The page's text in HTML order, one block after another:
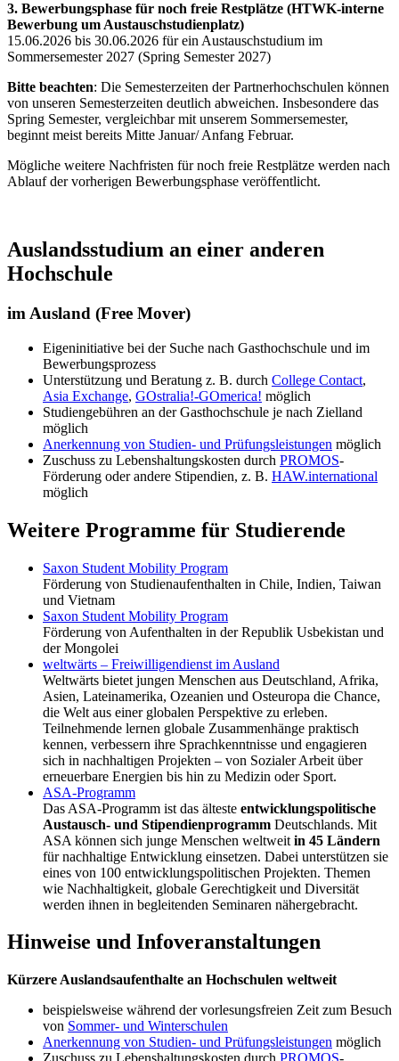
3. Bewerbungsphase für noch freie Restplätze (HTWK-interne
Bewerbung um Austauschstudienplatz)
15.06.2026 bis 30.06.2026 für ein Austauschstudium im
Sommersemester 2027 (Spring Semester 2027)
Bitte beachten: Die Semesterzeiten der Partnerhochschulen können
von unseren Semesterzeiten deutlich abweichen. Insbesondere das
Spring Semester, vergleichbar mit unserem Sommersemester,
beginnt meist bereits Mitte Januar/ Anfang Februar.
Mögliche weitere Nachfristen für noch freie Restplätze werden nach
Ablauf der vorherigen Bewerbungsphase veröffentlicht.
Auslandsstudium an einer anderen
Hochschule
im Ausland (Free Mover)
Eigeninitiative bei der Suche nach Gasthochschule und im
Bewerbungsprozess
Unterstützung und Beratung z. B. durch College Contact,
Asia Exchange, GOstralia!-GOmerica! möglich
Studiengebühren an der Gasthochschule je nach Zielland
möglich
Anerkennung von Studien- und Prüfungsleistungen möglich
Zuschuss zu Lebenshaltungskosten durch PROMOS-
Förderung oder andere Stipendien, z. B. HAW.international
möglich
Weitere Programme für Studierende
Saxon Student Mobility Program
Förderung von Studienaufenthalten in Chile, Indien, Taiwan
und Vietnam
Saxon Student Mobility Program
Förderung von Aufenthalten in der Republik Usbekistan und
der Mongolei
weltwärts – Freiwilligendienst im Ausland
Weltwärts bietet jungen Menschen aus Deutschland, Afrika,
Asien, Lateinamerika, Ozeanien und Osteuropa die Chance,
die Welt aus einer globalen Perspektive zu erleben.
Teilnehmende lernen globale Zusammenhänge praktisch
kennen, verbessern ihre Sprachkenntnisse und engagieren
sich in nachhaltigen Projekten – von Sozialer Arbeit über
erneuerbare Energien bis hin zu Medizin oder Sport.
ASA-Programm
Das ASA-Programm ist das älteste entwicklungspolitische
Austausch- und Stipendienprogramm Deutschlands. Mit
ASA können sich junge Menschen weltweit in 45 Ländern
für nachhaltige Entwicklung einsetzen. Dabei unterstützen sie
eines von 100 entwicklungspolitischen Projekten. Themen
wie Nachhaltigkeit, globale Gerechtigkeit und Diversität
werden ihnen in begleitenden Seminaren nähergebracht.
Hinweise und Infoveranstaltungen
Kürzere Auslandsaufenthalte an Hochschulen weltweit
beispielsweise während der vorlesungsfreien Zeit zum Besuch
von Sommer- und Winterschulen
Anerkennung von Studien- und Prüfungsleistungen möglich